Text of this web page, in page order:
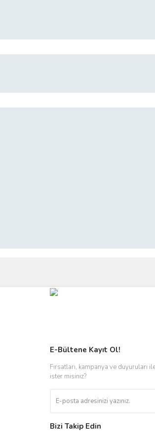
E-Bültene Kayıt Ol!
Fırsatları, kampanya ve duyuruları
ister misiniz?
Bizi Takip Edin